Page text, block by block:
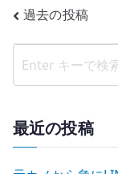
投
稿
ナ
ビ
ゲ
過去の投稿
最近の投稿